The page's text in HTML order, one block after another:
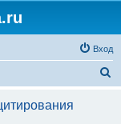
Вход